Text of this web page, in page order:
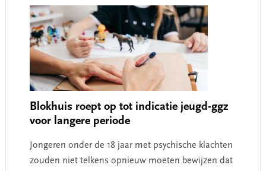
Blokhuis roept op tot indicatie jeugd-ggz
voor langere periode
Jongeren onder de 18 jaar met psychische klachten
zouden niet telkens opnieuw moeten bewijzen dat